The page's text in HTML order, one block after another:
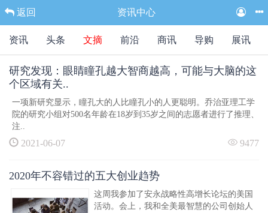
返回 资讯中心
资讯 头条 文摘 前沿 商讯 导购 展讯
研究发现：眼睛瞳孔越大智商越高，可能与大脑的这
个区域有关..
一项新研究显示，瞳孔大的人比瞳孔小的人更聪明。乔治亚理工学
院的研究小组对500名年龄在18岁到35岁之间的志愿者进行了推理、
注..
2021-06-07 9477
2020年不容错过的五大创业趋势
这周我参加了安永战略性高增长论坛的美国
活动。会上，我和全美最智慧的公司创始人